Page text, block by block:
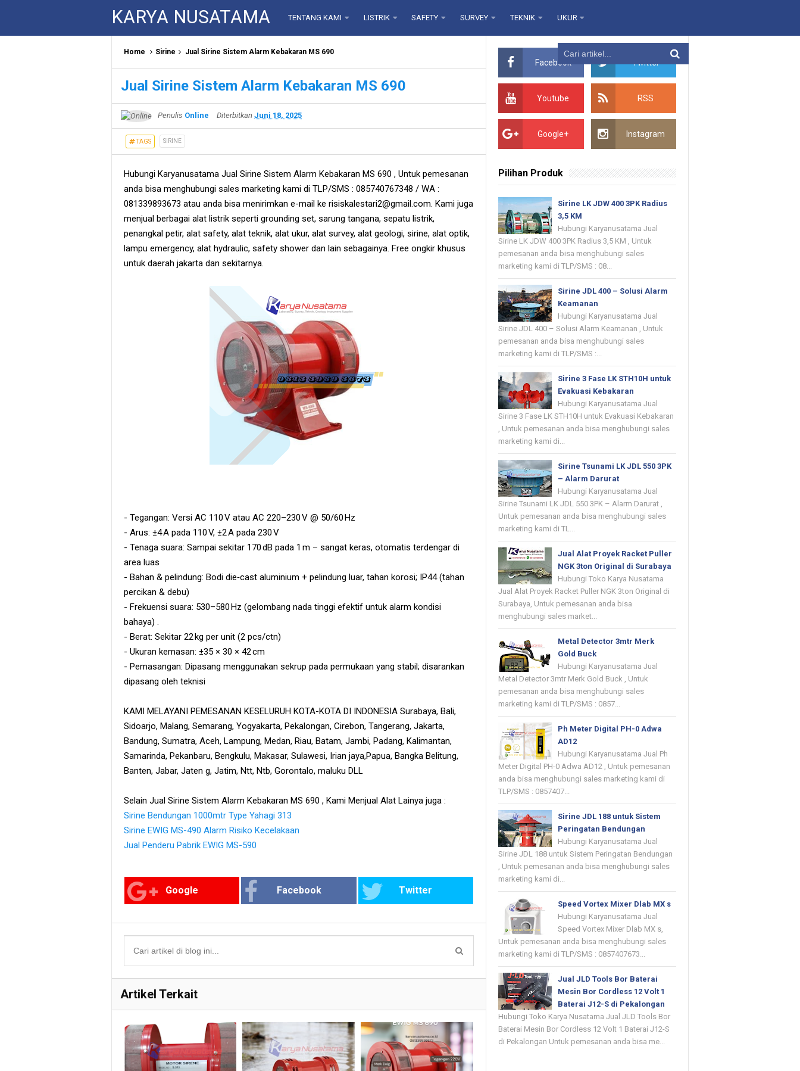
KARYA NUSATAMA TENTANG KAMI LISTRIK SAFETY SURVEY TEKNIK UKUR
Home Sirine Jual Sirine Sistem Alarm Kebakaran MS 690
Jual Sirine Sistem Alarm Kebakaran MS 690
Penulis Online Diterbitkan Juni 18, 2025
TAGS SIRINE
Hubungi Karyanusatama Jual Sirine Sistem Alarm Kebakaran MS 690 , Untuk pemesanan
anda bisa menghubungi sales marketing kami di TLP/SMS : 085740767348 / WA :
081339893673 atau anda bisa menirimkan e-mail ke risiskalestari2@gmail.com. Kami juga
menjual berbagai alat listrik seperti grounding set, sarung tangana, sepatu listrik,
penangkal petir, alat safety, alat teknik, alat ukur, alat survey, alat geologi, sirine, alat optik,
lampu emergency, alat hydraulic, safety shower dan lain sebagainya. Free ongkir khusus
untuk daerah jakarta dan sekitarnya.
- Tegangan: Versi AC 110 V atau AC 220–230 V @ 50/60 Hz
- Arus: ±4 A pada 110 V, ±2 A pada 230 V
- Tenaga suara: Sampai sekitar 170 dB pada 1 m – sangat keras, otomatis terdengar di
area luas
- Bahan & pelindung: Bodi die‑cast aluminium + pelindung luar, tahan korosi; IP44 (tahan
percikan & debu)
- Frekuensi suara: 530–580 Hz (gelombang nada tinggi efektif untuk alarm kondisi
bahaya) .
- Berat: Sekitar 22 kg per unit (2 pcs/ctn)
- Ukuran kemasan: ±35 × 30 × 42 cm
- Pemasangan: Dipasang menggunakan sekrup pada permukaan yang stabil; disarankan
dipasang oleh teknisi
KAMI MELAYANI PEMESANAN KESELURUH KOTA-KOTA DI INDONESIA Surabaya, Bali,
Sidoarjo, Malang, Semarang, Yogyakarta, Pekalongan, Cirebon, Tangerang, Jakarta,
Bandung, Sumatra, Aceh, Lampung, Medan, Riau, Batam, Jambi, Padang, Kalimantan,
Samarinda, Pekanbaru, Bengkulu, Makasar, Sulawesi, Irian jaya,Papua, Bangka Belitung,
Banten, Jabar, Jaten g, Jatim, Ntt, Ntb, Gorontalo, maluku DLL
Selain Jual Sirine Sistem Alarm Kebakaran MS 690 , Kami Menjual Alat Lainya juga :
Sirine Bendungan 1000mtr Type Yahagi 313
Sirine EWIG MS-490 Alarm Risiko Kecelakaan
Jual Penderu Pabrik EWIG MS-590
Google Facebook Twitter
Artikel Terkait
Facebook Twitter
Youtube RSS
Google+ Instagram
Pilihan Produk
Sirine LK JDW 400 3PK Radius
3,5 KM
Hubungi Karyanusatama Jual
Sirine LK JDW 400 3PK Radius 3,5 KM , Untuk
pemesanan anda bisa menghubungi sales
marketing kami di TLP/SMS : 08...
Sirine JDL 400 – Solusi Alarm
Keamanan
Hubungi Karyanusatama Jual
Sirine JDL 400 – Solusi Alarm Keamanan , Untuk
pemesanan anda bisa menghubungi sales
marketing kami di TLP/SMS :...
Sirine 3 Fase LK STH10H untuk
Evakuasi Kebakaran
Hubungi Karyanusatama Jual
Sirine 3 Fase LK STH10H untuk Evakuasi Kebakaran
, Untuk pemesanan anda bisa menghubungi sales
marketing kami di...
Sirine Tsunami LK JDL 550 3PK
– Alarm Darurat
Hubungi Karyanusatama Jual
Sirine Tsunami LK JDL 550 3PK – Alarm Darurat ,
Untuk pemesanan anda bisa menghubungi sales
marketing kami di TL...
Jual Alat Proyek Racket Puller
NGK 3ton Original di Surabaya
Hubungi Toko Karya Nusatama
Jual Alat Proyek Racket Puller NGK 3ton Original di
Surabaya, Untuk pemesanan anda bisa
menghubungi sales market...
Metal Detector 3mtr Merk
Gold Buck
Hubungi Karyanusatama Jual
Metal Detector 3mtr Merk Gold Buck , Untuk
pemesanan anda bisa menghubungi sales
marketing kami di TLP/SMS : 0857...
Ph Meter Digital PH-0 Adwa
AD12
Hubungi Karyanusatama Jual Ph
Meter Digital PH-0 Adwa AD12 , Untuk pemesanan
anda bisa menghubungi sales marketing kami di
TLP/SMS : 0857407...
Sirine JDL 188 untuk Sistem
Peringatan Bendungan
Hubungi Karyanusatama Jual
Sirine JDL 188 untuk Sistem Peringatan Bendungan
, Untuk pemesanan anda bisa menghubungi sales
marketing kami di...
Speed Vortex Mixer Dlab MX s
Hubungi Karyanusatama Jual
Speed Vortex Mixer Dlab MX s,
Untuk pemesanan anda bisa menghubungi sales
marketing kami di TLP/SMS : 0857407673...
Jual JLD Tools Bor Baterai
Mesin Bor Cordless 12 Volt 1
Baterai J12-S di Pekalongan
Hubungi Toko Karya Nusatama Jual JLD Tools Bor
Baterai Mesin Bor Cordless 12 Volt 1 Baterai J12-S
di Pekalongan Untuk pemesanan anda bisa me...